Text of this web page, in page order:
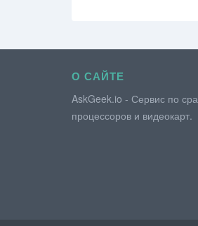
О САЙТЕ
AskGeek.io - Сервис по
процессоров и видеокарт.